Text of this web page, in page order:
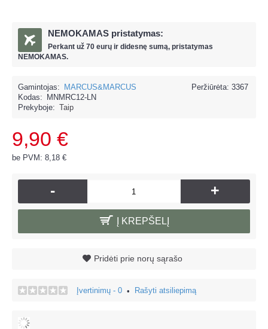
NEMOKAMAS pristatymas:
Perkant už 70 eurų ir didesnę sumą, pristatymas
NEMOKAMAS.
Peržiūrėta: 3367
Gamintojas:
MARCUS&MARCUS
Kodas:
MNMRC12-LN
Prekyboje: Taip
9,90 €
be PVM: 8,18 €
- +
Į KREPŠELĮ
Pridėti prie norų sąrašo
Įvertinimų - 0 • Rašyti atsiliepimą